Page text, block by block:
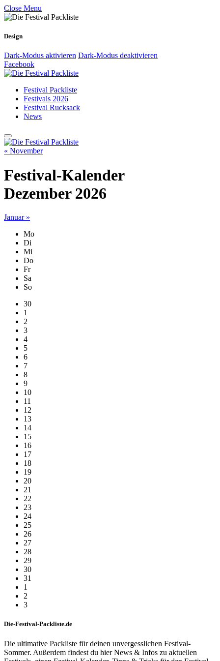
Close Menu
Design
Dark-Modus aktivieren Dark-Modus deaktivieren
Facebook
Festival Packliste
Festivals 2026
Festival Rucksack
News
« November
Festival-Kalender
Dezember 2026
Januar »
Mo
Di
Mi
Do
Fr
Sa
So
30
1
2
3
4
5
6
7
8
9
10
11
12
13
14
15
16
17
18
19
20
21
22
23
24
25
26
27
28
29
30
31
1
2
3
Die-Festival-Packliste.de
Die ultimative Packliste für deinen unvergesslichen Festival-
Sommer. Außerdem findest du hier News & Infos zu aktuellen